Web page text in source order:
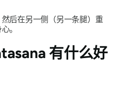
后在另一侧（另一条腿）重
。
有什么好